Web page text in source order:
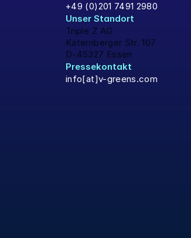
+49 (0)201 7491 2980
Unser Standort
Triple Z AG
Katernberger Str. 107
D-45327 Essen
Pressekontakt
info[at]v-greens.com